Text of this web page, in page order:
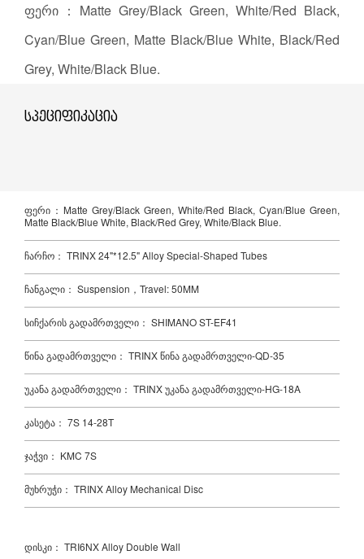
ფერი：Matte Grey/Black Green, White/Red Black,
Cyan/Blue Green, Matte Black/Blue White, Black/Red
Grey, White/Black Blue.
სპეციფიკაცია
ფერი：Matte Grey/Black Green, White/Red Black, Cyan/Blue Green,
Matte Black/Blue White, Black/Red Grey, White/Black Blue.
ჩარჩო： TRINX 24"*12.5" Alloy Special-Shaped Tubes
ჩანგალი： Suspension，Travel: 50MM
სიჩქარის გადამრთველი： SHIMANO ST-EF41
წინა გადამრთველი： TRINX წინა გადამრთველი-QD-35
უკანა გადამრთველი： TRINX უკანა გადამრთველი-HG-18A
კასეტა： 7S 14-28T
ჯაჭვი： KMC 7S
მუხრუჭი： TRINX Alloy Mechanical Disc
დისკი： TRI6NX Alloy Double Wall